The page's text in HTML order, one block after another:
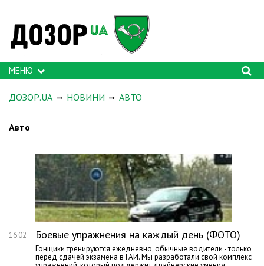
МЕНЮ
ДОЗОР.UA НОВИНИ АВТО
Авто
16:02 Боевые упражнения на каждый день (ФОТО)
Гонщики тренируются ежедневно, обычные водители - только
перед сдачей экзамена в ГАИ. Мы разработали свой комплекс